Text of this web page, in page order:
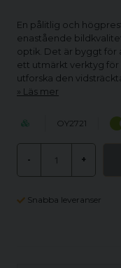
En pålitlig och
enastående
optik. Det är byggt för
ett utmärkt verktyg för
utforska den
Läs mer
OY2721
- +
Snabba leveranser